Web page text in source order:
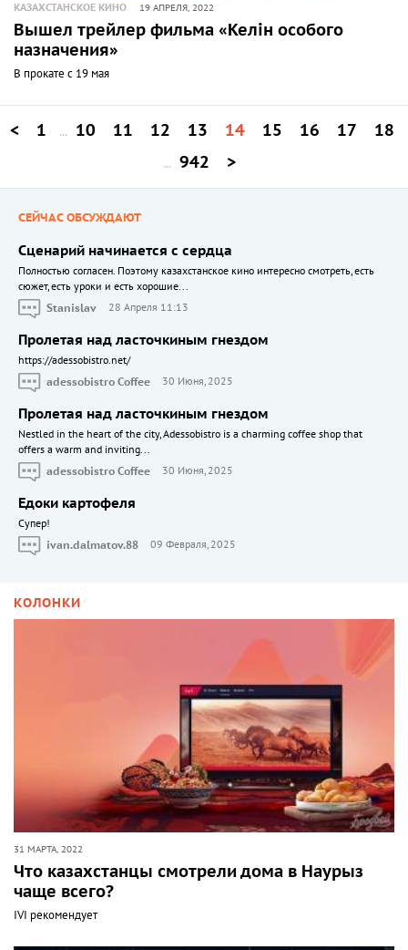
КАЗАХСТАНСКОЕ КИНО 19 АПРЕЛЯ, 2022
Вышел трейлер фильма «Keлiн особого
назначения»
В прокате с 19 мая
< 1 ... 10 11 12 13 14 15 16 17 18
... 942 >
СЕЙЧАС ОБСУЖДАЮТ
Сценарий начинается с сердца
Полностью согласен. Поэтому казахстанское кино интересно смотреть, есть
сюжет, есть уроки и есть хорошие...
Stanislav
28 Апреля 11:13
Пролетая над ласточкиным гнездом
https://adessobistro.net/
adessobistro Coffee
30 Июня, 2025
Пролетая над ласточкиным гнездом
Nestled in the heart of the city, Adessobistro is a charming coffee shop that
offers a warm and inviting...
adessobistro Coffee
30 Июня, 2025
Едоки картофеля
Cупер!
ivan.dalmatov.88
09 Февраля, 2025
КОЛОНКИ
31 МАРТА, 2022
Что казахстанцы смотрели дома в Наурыз
чаще всего?
IVI рекомендует